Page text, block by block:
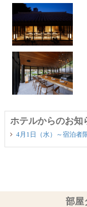
ホテルからのお知
4月1日（水）～宿泊者
部屋